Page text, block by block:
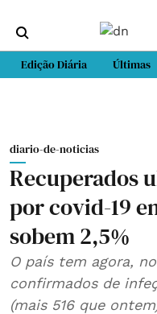
Edição Diária Últimas
diario-de-noticias
Recuperados
por covid-19
sobem 2,5%
O país tem agora,
confirmados de
(mais 516 que